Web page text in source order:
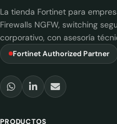
La tienda Fortinet para
Firewalls NGFW, switching
corporativo, con asesoría
Fortinet Authorized Partner
PRODUCTOS